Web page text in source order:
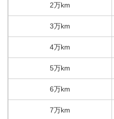
2万km
3万km
4万km
5万km
6万km
7万km